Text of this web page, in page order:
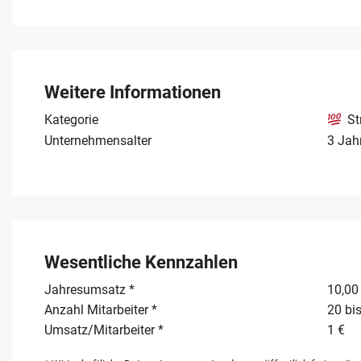
Erneuerbare Energien stellt eine seltene Gelegenheit
Wachstumsregion zu realisieren.
Weitere Informationen
Kategorie
Unternehmensalter
3
Wesentliche Kennzahlen
Jahresumsatz *
Anzahl Mitarbeiter *
20
Umsatz/Mitarbeiter *
1 €